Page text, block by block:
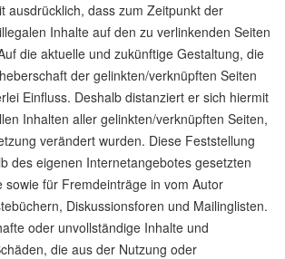
ausdrücklich, dass zum Zeitpunkt der
Inhalte auf den zu verlinkenden Seiten
die aktuelle und zukünftige Gestaltung, die
der gelinkten/verknüpften Seiten
Einfluss. Deshalb distanziert er sich hiermit
Inhalten aller gelinkten/verknüpften Seiten,
verändert wurden. Diese Feststellung
des eigenen Internetangebotes gesetzten
sowie für Fremdeinträge in vom Autor
Diskussionsforen und Mailinglisten.
oder unvollständige Inhalte und
die aus der Nutzung oder